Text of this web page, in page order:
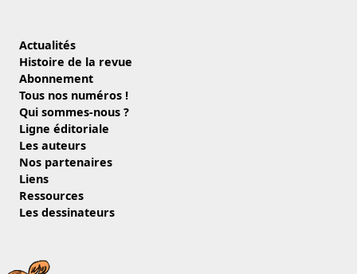
Actualités
Histoire de la revue
Abonnement
Tous nos numéros !
Qui sommes-nous ?
Ligne éditoriale
Les auteurs
Nos partenaires
Liens
Ressources
Les dessinateurs